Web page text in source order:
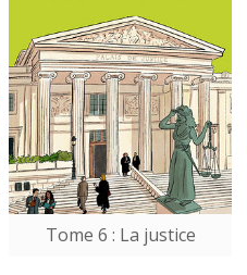
Tome 6 : La justice